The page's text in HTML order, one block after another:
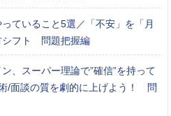
ていること5選／「不安」を「月
シフト 問題把握編
、スーパー理論で”確信”を持って
/面談の質を劇的に上げよう！ 問